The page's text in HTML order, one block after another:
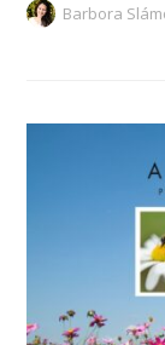
Barbora